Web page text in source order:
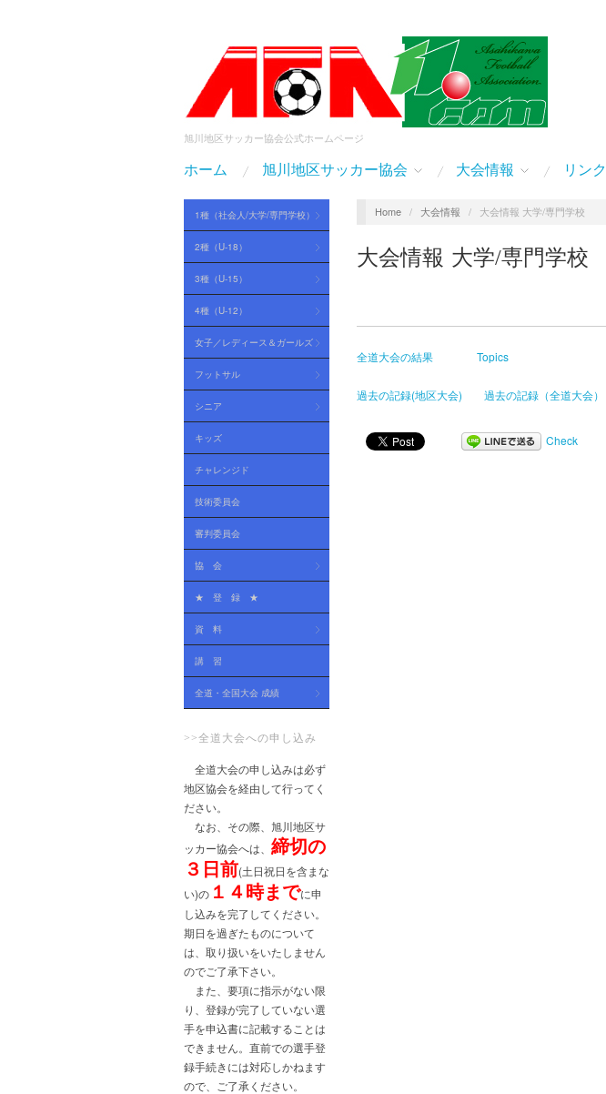
旭川地区サッカー協会公式ホームページ
ホーム 旭川地区サッカー協会 大会情報 リンク
1種（社会人/大学/専門学校）
2種（U-18）
3種（U-15）
4種（U-12）
女子／レディース＆ガールズ
フットサル
シニア
キッズ
チャレンジド
技術委員会
審判委員会
協 会
★ 登 録 ★
資 料
講 習
全道・全国大会 成績
>>全道大会への申し込み
全道大会の申し込みは必ず
地区協会を経由して行ってく
ださい。
なお、その際、旭川地区サ
ッカー協会へは、 締切の
３日前(土日祝日を含まな
い)の １４時までに申
し込みを完了してください。
期日を過ぎたものについて
は、取り扱いをいたしません
のでご了承下さい。
また、要項に指示がない限
り、登録が完了していない選
手を申込書に記載することは
できません。直前での選手登
録手続きには対応しかねます
ので、ご了承ください。
Home / 大会情報 / 大会情報 大学/専門学校
大会情報 大学/専門学校
全道大会の結果 Topics
過去の記録(地区大会) 過去の記録（全道大会）
Check